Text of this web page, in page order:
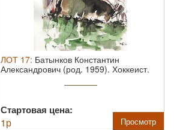
ЛОТ 17: Батынков Константин
Александрович (род. 1959). Хоккеист.
Стартовая цена:
1р Просмотр